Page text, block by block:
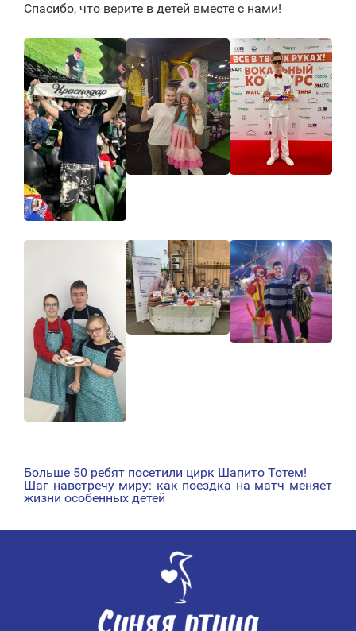
Спасибо, что верите в детей вместе с нами!
НАВИГАЦИЯ
ПО
Больше 50 ребят посетили цирк Шапито Тотем!
Шаг навстречу миру: как поездка на матч меняет
жизни особенных детей